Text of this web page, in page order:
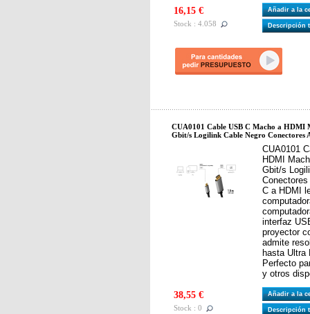
16,15 €
Stock : 4.058
Añadir a la
Descripción
CUA0101 Cable USB C Macho a HDMI
Gbit/s Logilink Cable Negro Conectores
CUA0101
HDMI
Gbit/s
C a HDMI
interfaz
proyector
admite
hasta Ultra
Perfecto
y otros
38,55 €
Stock : 0
Añadir a la
Descripción